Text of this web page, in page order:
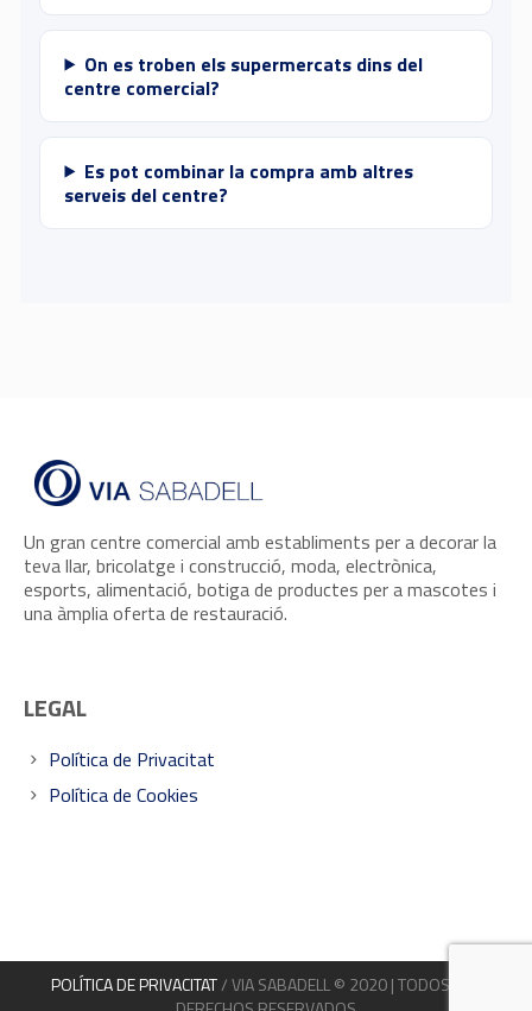
On es troben els supermercats dins del
centre comercial?
Es pot combinar la compra amb altres
serveis del centre?
Un gran centre comercial amb establiments per a decorar la
teva llar, bricolatge i construcció, moda, electrònica,
esports, alimentació, botiga de productes per a mascotes i
una àmplia oferta de restauració.
LEGAL
Política de Privacitat
Política de Cookies
POLÍTICA DE PRIVACITAT/ VIA SABADELL © 2020 | TODOS LOS